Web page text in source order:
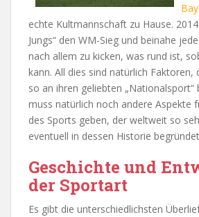
echte Kultmannschaft zu Hause.
Jungs“ den WM-Sieg und beinahe
nach allem zu kicken, was rund ist,
kann. All dies sind natürlich Faktoren,
so an ihren geliebten „Nationalsport“
muss natürlich noch andere Aspekte
des Sports geben, der weltweit so
eventuell in dessen Historie
Geschichte und
der Sportart
Es gibt die unterschiedlichsten